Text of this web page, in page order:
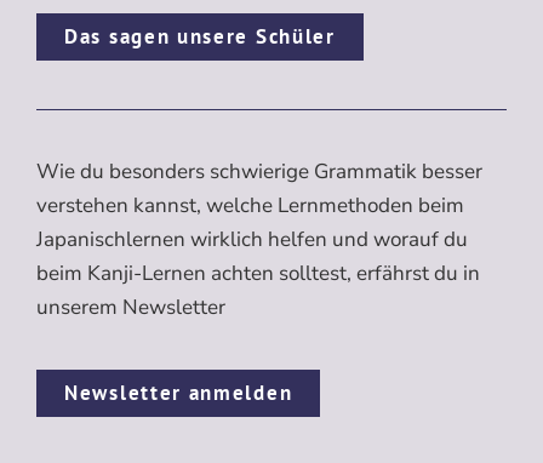
Das sagen unsere Schüler
Wie du besonders schwierige Grammatik besser
verstehen kannst, welche Lernmethoden beim
Japanischlernen wirklich helfen und worauf du
beim Kanji-Lernen achten solltest, erfährst du in
unserem Newsletter
Newsletter anmelden